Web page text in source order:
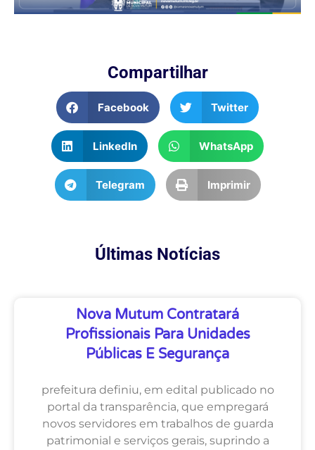
Compartilhar
Facebook Twitter
LinkedIn WhatsApp
Telegram Imprimir
Últimas Notícias
Nova Mutum Contratará
Profissionais Para Unidades
Públicas E Segurança
prefeitura definiu, em edital publicado no
portal da transparência, que empregará
novos servidores em trabalhos de guarda
patrimonial e serviços gerais, suprindo a